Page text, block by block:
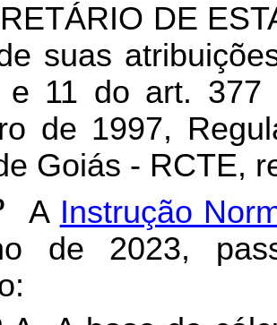
DE
suas
e 11 do art.
de 1997,
Goiás - RCTE,
A Instrução
de 2023,